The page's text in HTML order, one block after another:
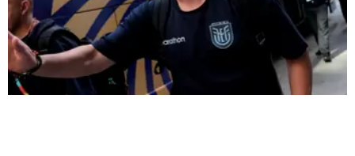
Salud
Es viral
El tiempo
Fúnebres